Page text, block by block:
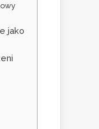
jako